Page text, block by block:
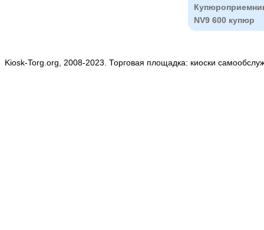
NV9 600 купюр
Kiosk-Torg.org, 2008-2023. Торговая площадка: киоски